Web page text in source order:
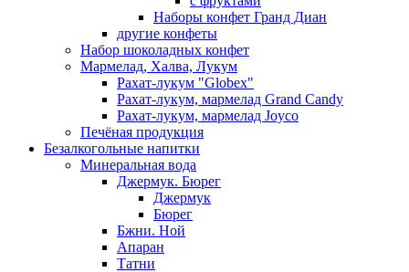
Наборы конфет Гранд Диан
другие конфеты
Набор шоколадных конфет
Мармелад, Халва, Лукум
Рахат-лукум "Globex"
Рахат-лукум, мармелад Grand Candy
Рахат-лукум, мармелад Joyco
Печёная продукция
Безалкогольные напитки
Минеральная вода
Джермук. Бюрег
Джермук
Бюрег
Бжни. Ной
Апаран
Татни